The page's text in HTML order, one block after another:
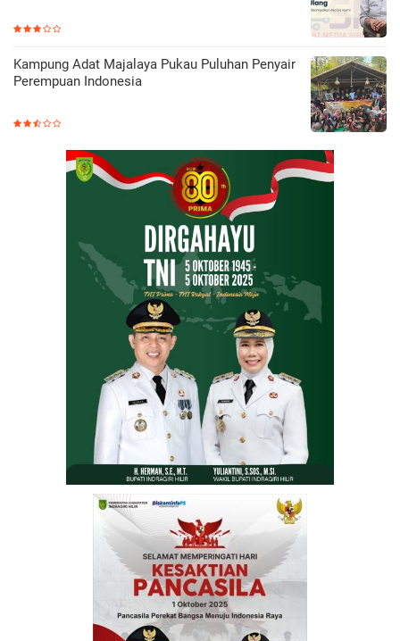
Kampung Adat Majalaya Pukau Puluhan Penyair
Perempuan Indonesia